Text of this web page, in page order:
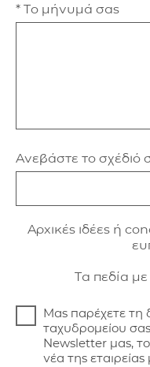
* Το μήνυμά σας
Ανεβάστε το σχέδιό
Aρxικές ιδέες ή
Τα πεδία με
Μας παρέχετε τη
ταχυδρομείου
Newsletter μας,
νέα της